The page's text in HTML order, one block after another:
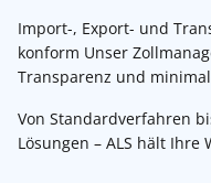
Import-, Export- und
konform Unser
Transparenz und
Von Standardverfahren
Lösungen – ALS hält Ihre